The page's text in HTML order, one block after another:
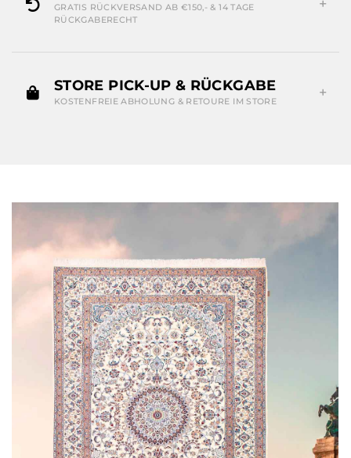
GRATIS RÜCKVERSAND AB €150,- & 14 TAGE
RÜCKGABERECHT
STORE PICK-UP & RÜCKGABE
KOSTENFREIE ABHOLUNG & RETOURE IM STORE